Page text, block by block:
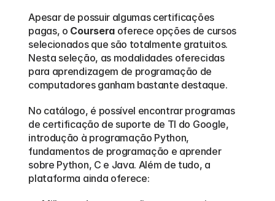
Apesar de possuir algumas certificações
pagas, o Coursera oferece opções de cursos
selecionados que são totalmente gratuitos.
Nesta seleção, as modalidades oferecidas
para aprendizagem de programação de
computadores ganham bastante destaque.
No catálogo, é possível encontrar programas
de certificação de suporte de TI do Google,
introdução à programação Python,
fundamentos de programação e aprender
sobre Python, C e Java. Além de tudo, a
plataforma ainda oferece: